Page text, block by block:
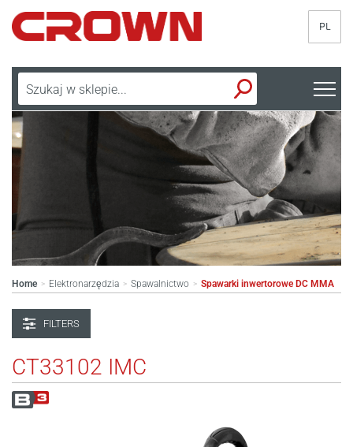
PL
Home > Elektronarzędzia > Spawalnictwo > Spawarki inwertorowe DC MMA
FILTERS
CT33102 IMC